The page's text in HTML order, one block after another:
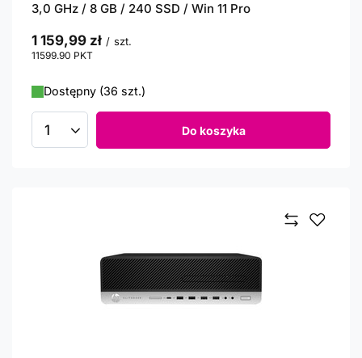
3,0 GHz / 8 GB / 240 SSD / Win 11 Pro
1 159,99 zł / szt.
11599.90 PKT
Dostępny (36 szt.)
Ilość produktów Do koszyka